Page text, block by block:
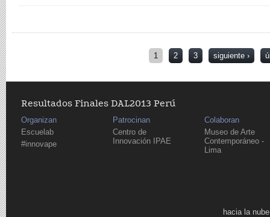
1 2 3 siguiente ›
Resultados Finales DAL2013 Perú
Organizan
Escuelab
#innovape
Patrocinan
Centro de
Innovación IPAE
Colaboran
Museo de Arte
Contemporáneo -
Lima
hacia la